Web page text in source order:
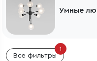
Все фильтры
1